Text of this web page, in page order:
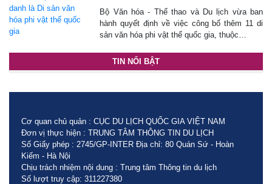
Bộ Văn hóa - Thể thao và Du lịch vừa ban
hành quyết định về việc công bố thêm 11 di
sản văn hóa phi vật thể quốc gia, thuộc…
TIN NỔI BẬT
Cơ quan chủ quản : CỤC DU LỊCH QUỐC GIA VIỆT NAM
Đơn vị thực hiện : TRUNG TÂM THÔNG TIN DU LỊCH
Số Giấy phép : 2745/GP-INTER Địa chỉ: 80 Quán Sứ - Hoàn
Kiếm - Hà Nội
Chịu trách nhiệm nội dung : Trung tâm Thông tin du lịch
Số lượt truy cập: 311227380